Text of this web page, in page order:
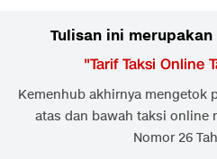
Tulisan ini
"Tarif Taksi Online
Kemenhub akhirnya mengetok
atas dan bawah taksi online
Nomor 26